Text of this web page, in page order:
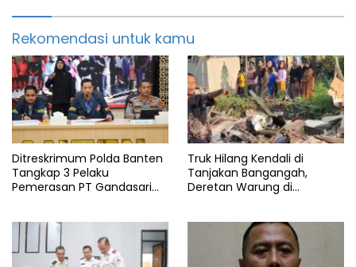
Rekomendasi untuk kamu
Ditreskrimum Polda Banten
Tangkap 3 Pelaku
Pemerasan PT Gandasari
Truk Hilang Kendali di
Tanjakan Bangangah,
Deretan Warung di